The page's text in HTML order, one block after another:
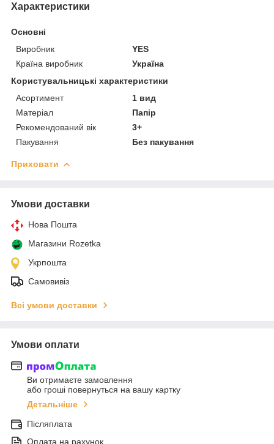
Характеристики
Основні
Виробник
YES
Країна виробник
Україна
Користувальницькі характеристики
Асортимент
1 вид
Матеріал
Папір
Рекомендований вік
3+
Пакування
Без пакування
Приховати
Умови доставки
Нова Пошта
Магазини Rozetka
Укрпошта
Самовивіз
Всі умови доставки
Умови оплати
Ви отримаєте замовлення
або гроші повернуться на вашу картку
Детальніше
Післяплата
Оплата на рахунок